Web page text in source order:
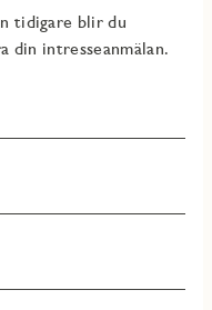
tidigare blir du
din intresseanmälan.